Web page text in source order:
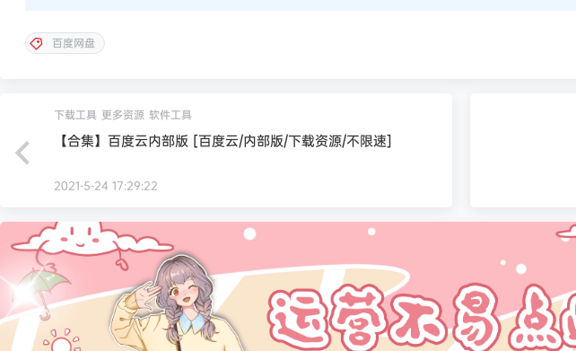
百度网盘
下载工具 更多资源 软件工具
【合集】百度云内部版 [百度云/内部版/下载资源/不限速]
2021-5-24 17:29:22